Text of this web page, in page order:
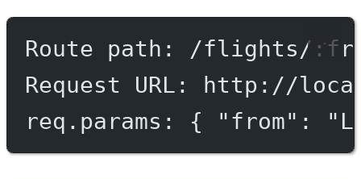
Route path: /flights/
Request URL: http://
req.params: { "from":